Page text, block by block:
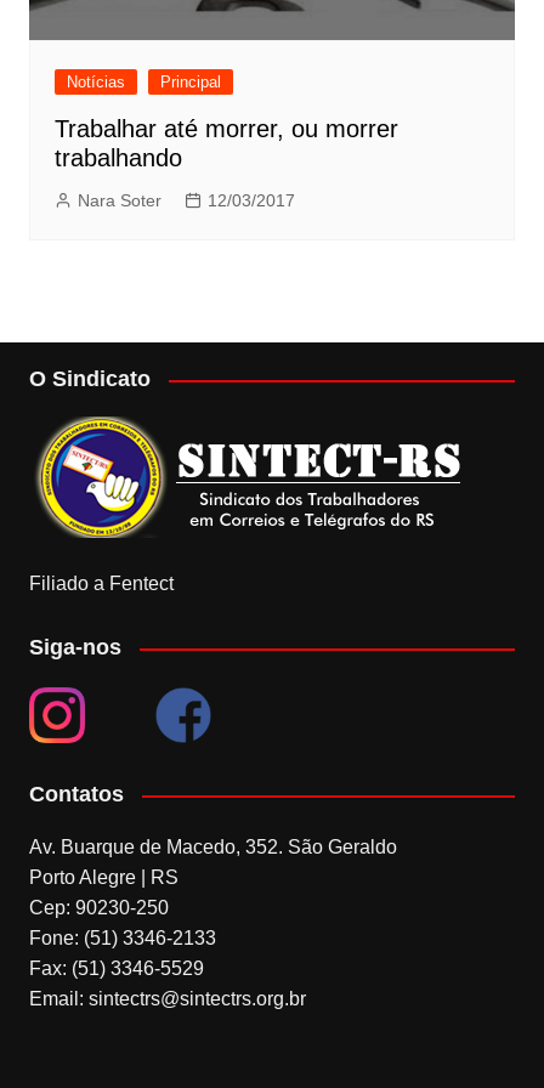
Notícias Principal
Trabalhar até morrer, ou morrer
trabalhando
Nara Soter 12/03/2017
O Sindicato
Filiado a Fentect
Siga-nos
Contatos
Av. Buarque de Macedo, 352. São Geraldo
Porto Alegre | RS
Cep: 90230-250
Fone: (51) 3346-2133
Fax: (51) 3346-5529
Email: sintectrs@sintectrs.org.br